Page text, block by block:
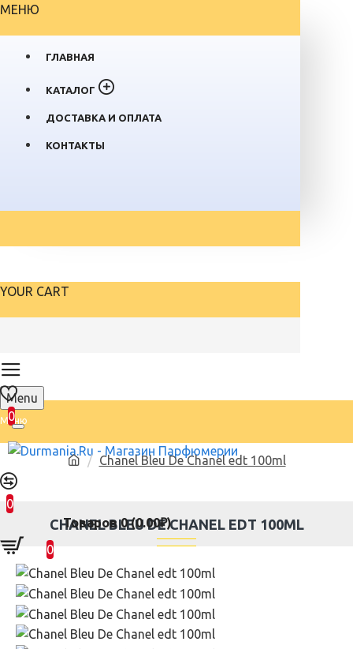
МЕНЮ
ГЛАВНАЯ
КАТАЛОГ
ДОСТАВКА И ОПЛАТА
КОНТАКТЫ
YOUR CART
Menu
0
0
Товаров 0 (0.00₽)
0
Chanel Bleu De Chanel edt 100ml
CHANEL BLEU DE CHANEL EDT 100ML